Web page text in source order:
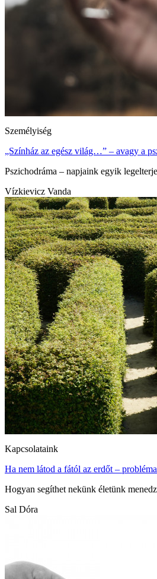
Személyiség
„Színház az egész világ…” – avagy a
Pszichodráma – napjaink egyik
Vízkievicz Vanda
Kapcsolataink
Ha nem látod a fától az erdőt –
Hogyan segíthet nekünk életünk
Sal Dóra